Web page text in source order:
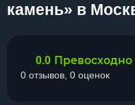
камень» в
0.0 Превосходно
0 отзывов, 0 оценок